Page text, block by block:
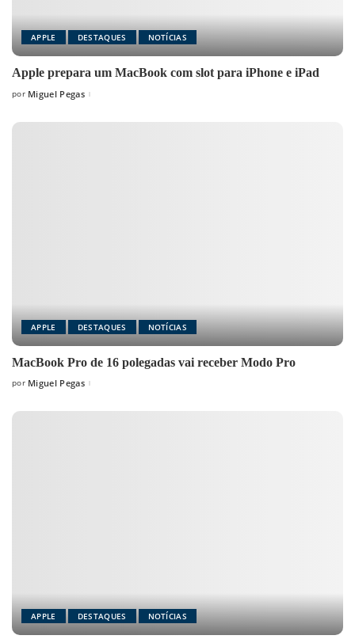
APPLE DESTAQUES NOTÍCIAS
Apple prepara um MacBook com slot para iPhone e iPad
Posted
por Miguel Pegas
APPLE DESTAQUES NOTÍCIAS
MacBook Pro de 16 polegadas vai receber Modo Pro
Posted
por Miguel Pegas
APPLE DESTAQUES NOTÍCIAS